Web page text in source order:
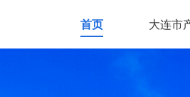
首页 大连市